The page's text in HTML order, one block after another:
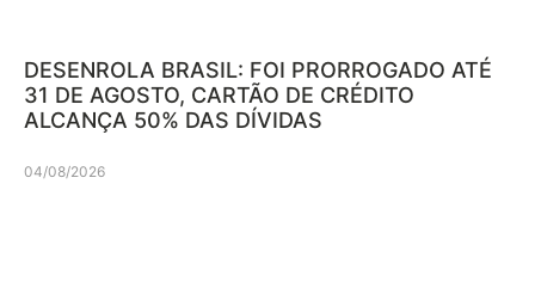
DESENROLA BRASIL: FOI PRORROGADO ATÉ
31 DE AGOSTO, CARTÃO DE CRÉDITO
ALCANÇA 50% DAS DÍVIDAS
04/08/2026